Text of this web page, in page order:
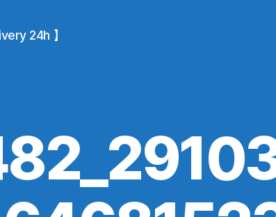
24h 】